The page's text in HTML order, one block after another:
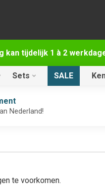
tijdelijk 1 à 2
Sets SALE
Nederland!
te voorkomen.